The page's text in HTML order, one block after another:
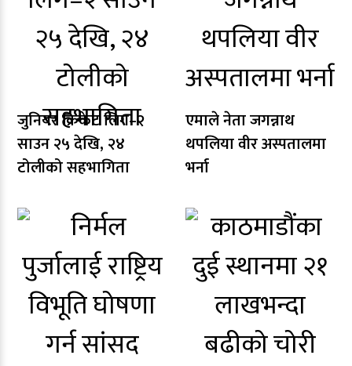
जुनियर क्रिकेट लिग–२
साउन २५ देखि, २४
टोलीको सहभागिता
एमाले नेता जगन्नाथ
थपलिया वीर अस्पतालमा
भर्ना